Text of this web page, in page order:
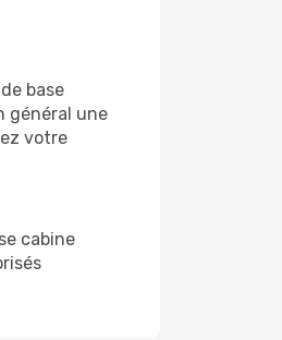
base
général une
votre
cabine